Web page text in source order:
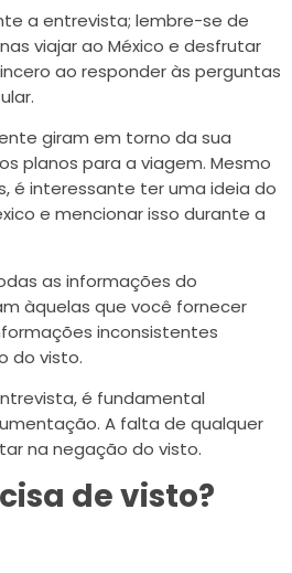
a entrevista; lembre-se de
viajar ao México e desfrutar
ao responder às perguntas
giram em torno da sua
planos para a viagem. Mesmo
é interessante ter uma ideia do
e mencionar isso durante a
as informações do
àquelas que você fornecer
inconsistentes
do visto.
é fundamental
A falta de qualquer
na negação do visto.
de visto?